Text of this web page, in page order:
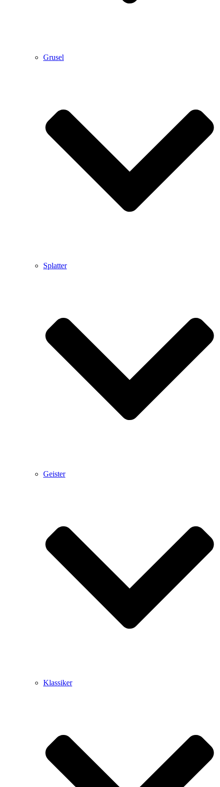
Grusel
Splatter
Geister
Klassiker